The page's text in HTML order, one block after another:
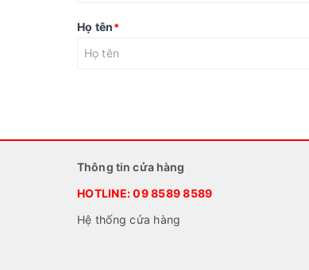
Họ tên*
Thông tin cửa hàng
HOTLINE:09 8589 8589
Hệ thống cửa hàng